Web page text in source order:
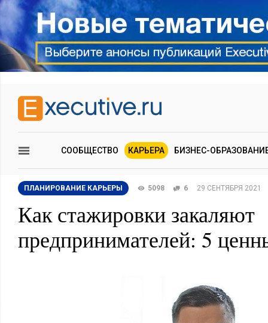
СООБЩЕСТВО КАРЬЕРА БИЗНЕС-
ПЛАНИРОВАНИЕ КАРЬЕРЫ 5098 6 29 СЕНТЯБРЯ 2021
Как стажировки закаляют
предпринимателей: 5